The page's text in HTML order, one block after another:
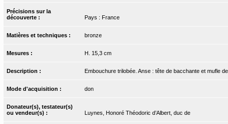
Précisions sur la
découverte :
Pays : France
Matières et techniques : bronze
Mesures : H. 15,3 cm
Description : Embouchure trilobée. Anse : tête de bacchante et mufle
Mode d'acquisition : don
Donateur(s), testateur(s)
ou vendeur(s) :
Luynes, Honoré Théodoric d’Albert, duc de